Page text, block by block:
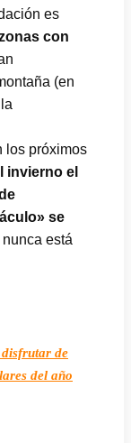
es
con
(en
los próximos
invierno el
se
está
de
del año